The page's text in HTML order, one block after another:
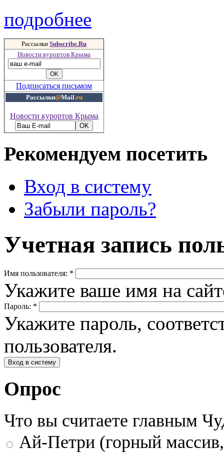
подробнее
Рассылки Subscribe.Ru
Новости курортов Крыма
Подписаться письмом
Рассылки@Mail.ru
Новости курортов Крыма
Рекомендуем посетить
Вход в систему
Забыли пароль?
Учетная запись
Имя пользователя: *
Укажите ваше имя на
Пароль: *
Укажите пароль,
пользователя.
Опрос
Что вы считаете главным
Ай-Петри (горный